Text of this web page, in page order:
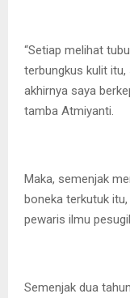
“Setiap melihat
terbungkus kulit itu,
akhirnya saya
tamba Atmiyanti.
Maka, semenjak
boneka terkutuk
pewaris ilmu
Semenjak dua